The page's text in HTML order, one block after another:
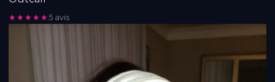
★★★★★5 avis